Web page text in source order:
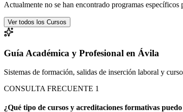
Actualmente no se han encontrado programas específicos
Ver todos los Cursos
Guía Académica y Profesional en Ávila
Sistemas de formación, salidas de inserción laboral y
CONSULTA FRECUENTE 1
¿Qué tipo de cursos y acreditaciones formativas